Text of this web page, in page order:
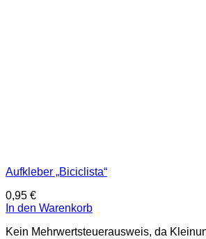
Aufkleber „Biciclista“
0,95 €
In den Warenkorb
Kein Mehrwertsteuerausweis, da